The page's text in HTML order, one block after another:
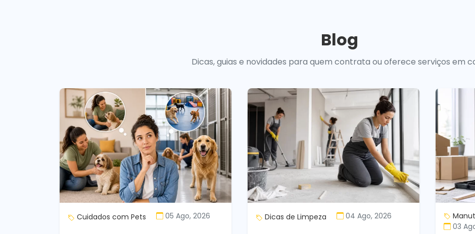
Blog
Dicas, guias e novidades para quem contrata ou oferece serviços em
Cuidados com Pets 05 Ago, 2026 Dicas de Limpeza 04 Ago, 2026
03